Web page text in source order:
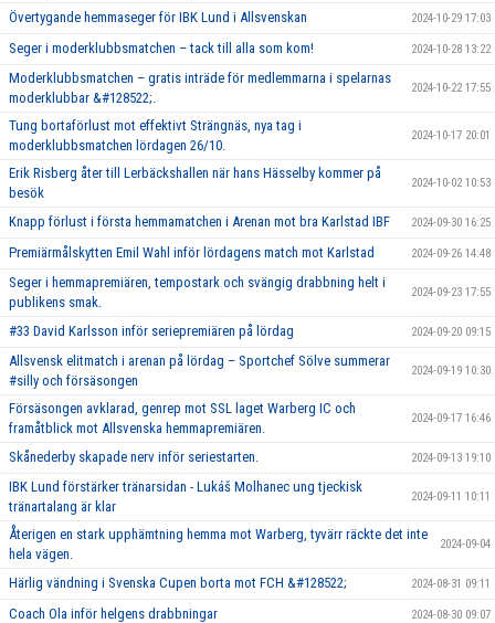
Övertygande hemmaseger för IBK Lund i Allsvenskan 2024-10-29 17:03
Seger i moderklubbsmatchen – tack till alla som kom! 2024-10-28 13:22
Moderklubbsmatchen – gratis inträde för medlemmarna i spelarnas
moderklubbar &#128522;.
2024-10-22 17:55
Tung bortaförlust mot effektivt Strängnäs, nya tag i
moderklubbsmatchen lördagen 26/10.
2024-10-17 20:01
Erik Risberg åter till Lerbäckshallen när hans Hässelby kommer på
besök
2024-10-02 10:53
Knapp förlust i första hemmamatchen i Arenan mot bra Karlstad IBF 2024-09-30 16:25
Premiärmålskytten Emil Wahl inför lördagens match mot Karlstad 2024-09-26 14:48
Seger i hemmapremiären, tempostark och svängig drabbning helt i
publikens smak.
2024-09-23 17:55
#33 David Karlsson inför seriepremiären på lördag 2024-09-20 09:15
Allsvensk elitmatch i arenan på lördag – Sportchef Sölve summerar
#silly och försäsongen
2024-09-19 10:30
Försäsongen avklarad, genrep mot SSL laget Warberg IC och
framåtblick mot Allsvenska hemmapremiären.
2024-09-17 16:46
Skånederby skapade nerv inför seriestarten. 2024-09-13 19:10
IBK Lund förstärker tränarsidan - Lukáš Molhanec ung tjeckisk
tränartalang är klar
2024-09-11 10:11
Återigen en stark upphämtning hemma mot Warberg, tyvärr räckte det inte
hela vägen.
2024-09-04
Härlig vändning i Svenska Cupen borta mot FCH &#128522; 2024-08-31 09:11
Coach Ola inför helgens drabbningar 2024-08-30 09:07